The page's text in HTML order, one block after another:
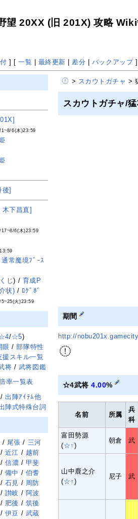
望 20XX (旧 201X) 攻略
] [一覧 最終更新 差分 バックアップ]
> スカウトガチャ >
スカウトガチャ/
期間
http://
☆4武将4.00%
名前 所属
兵
科
富田勢源
(☆↑ )
朝倉 武
山中鹿之介
(☆↑ )
尼子 武
6(木)23:59
後]
木下昌直]
17~8/6(木)23:59
通常魔境ﾌﾞｰｽ
じ) / 育成P
状) / ﾛｸﾞﾎﾞ
5~25(火)23:59
/☆5)
眼 /部隊特性
援スキル一覧
将 / 武将図鑑
率一覧表
/出陣ｱｲﾃﾑ他
陣式特殊台詞
/ 尾張 / 三河
/ 近江 / 越前
/ 信濃 / 甲斐
/ 備中 / 伯耆
/ 石見 / 周防
/ 讃岐 / 阿波
/ 肥後 / 筑後
/ 伊豆 / 武蔵